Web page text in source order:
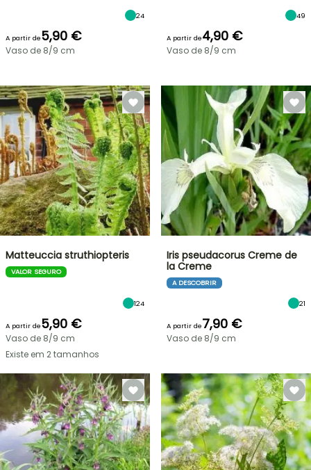
24
A partir de5,90 €
Vaso de 8/9 cm
49
A partir de4,90 €
Vaso de 8/9 cm
Matteuccia struthiopteris
VALOR SEGURO
124
A partir de5,90 €
Vaso de 8/9 cm
Existe em 2 tamanhos
Iris pseudacorus Creme de
la Creme
A DESCOBRIR
21
A partir de7,90 €
Vaso de 8/9 cm